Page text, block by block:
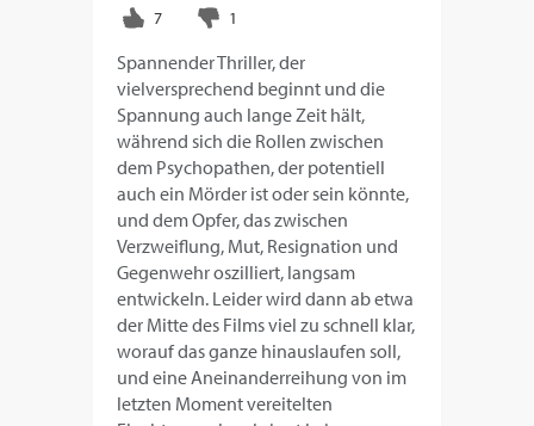
Spannender Thriller, der
vielversprechend beginnt und die
Spannung auch lange Zeit hält,
während sich die Rollen zwischen
dem Psychopathen, der potentiell
auch ein Mörder ist oder sein könnte,
und dem Opfer, das zwischen
Verzweiflung, Mut, Resignation und
Gegenwehr oszilliert, langsam
entwickeln. Leider wird dann ab etwa
der Mitte des Films viel zu schnell klar,
worauf das ganze hinauslaufen soll,
und eine Aneinanderreihung von im
letzten Moment vereitelten